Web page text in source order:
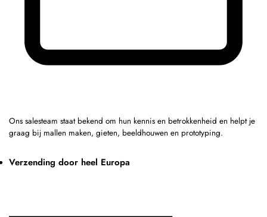
Ons salesteam staat bekend om hun kennis en betrokkenheid en helpt je
graag bij mallen maken, gieten, beeldhouwen en prototyping.
Verzending door heel Europa